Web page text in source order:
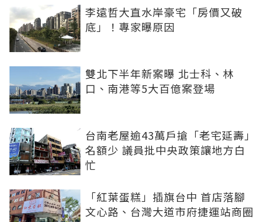
李遠哲大直水岸豪宅「房價又破
底」！專家曝原因
雙北下半年新案曝 北士科、林
口、南港等5大百億案登場
台南老屋逾43萬戶搶「老宅延壽」
名額少 議員批中央政策讓地方白
忙
「紅葉蛋糕」插旗台中 首店落腳
文心路、台灣大道市府捷運站商圈